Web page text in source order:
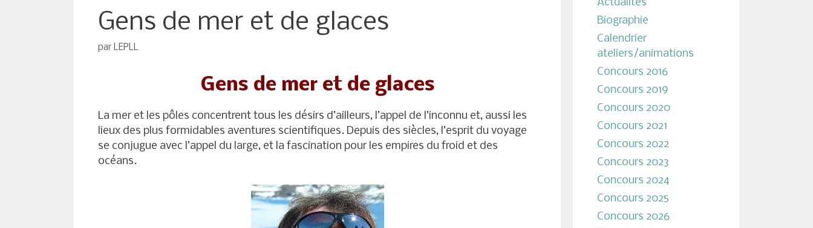
Gens de mer et de glaces
par LEPLL
Gens de mer et de glaces
La mer et les pôles concentrent tous les désirs d’ailleurs, l’appel de l’inconnu et, aussi les
lieux des plus formidables aventures scientifiques. Depuis des siècles, l’esprit du voyage
se conjugue avec l’appel du large, et la fascination pour les empires du froid et des
océans.
Actualités
Biographie
Calendrier
ateliers/animations
Concours 2016
Concours 2019
Concours 2020
Concours 2021
Concours 2022
Concours 2023
Concours 2024
Concours 2025
Concours 2026